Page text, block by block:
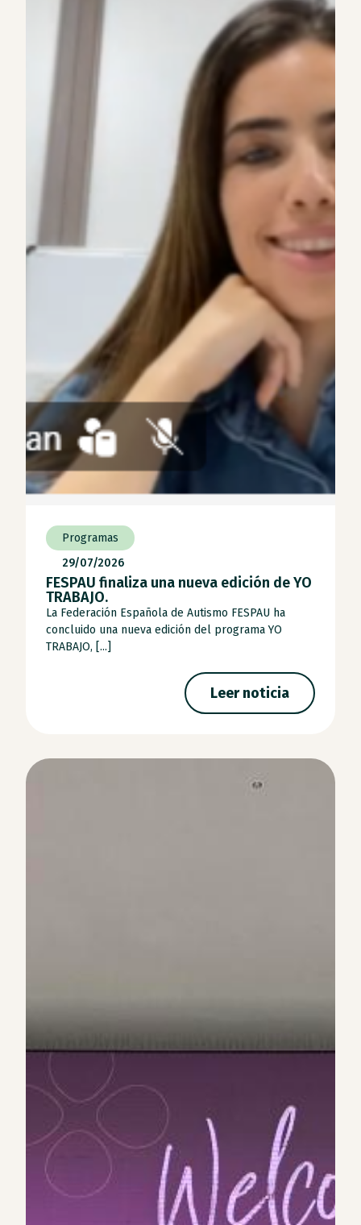
Programas
29/07/2026
FESPAU finaliza una nueva edición de YO
TRABAJO.
La Federación Española de Autismo FESPAU ha
concluido una nueva edición del programa YO
TRABAJO, [...]
Leer noticia